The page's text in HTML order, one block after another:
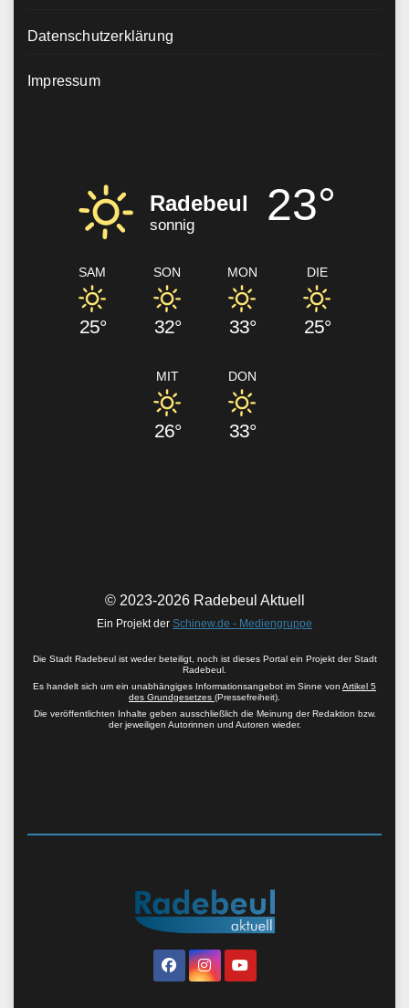
Datenschutzerklärung
Impressum
Radebeul
sonnig 23°
SAM
25°
SON
32°
MON
33°
DIE
25°
MIT
26°
DON
33°
© 2023-2026 Radebeul Aktuell
Ein Projekt der Schinew.de - Mediengruppe
Die Stadt Radebeul ist weder beteiligt, noch ist dieses Portal ein Projekt der Stadt
Radebeul.
Es handelt sich um ein unabhängiges Informationsangebot im Sinne von Artikel 5
des Grundgesetzes (Pressefreiheit).
Die veröffentlichten Inhalte geben ausschließlich die Meinung der Redaktion bzw.
der jeweiligen Autorinnen und Autoren wieder.